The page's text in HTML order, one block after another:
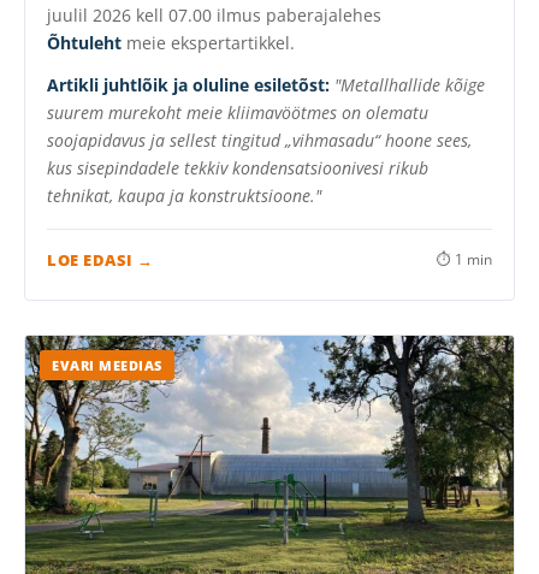
juulil 2026 kell 07.00 ilmus paberajalehes
Õhtuleht meie ekspertartikkel.
Artikli juhtlõik ja oluline esiletõst: "Metallhallide kõige
suurem murekoht meie kliimavöötmes on olematu
soojapidavus ja sellest tingitud „vihmasadu“ hoone sees,
kus sisepindadele tekkiv kondensatsioonivesi rikub
tehnikat, kaupa ja konstruktsioone."
LOE EDASI → ⏱ 1 min
EVARI MEEDIAS